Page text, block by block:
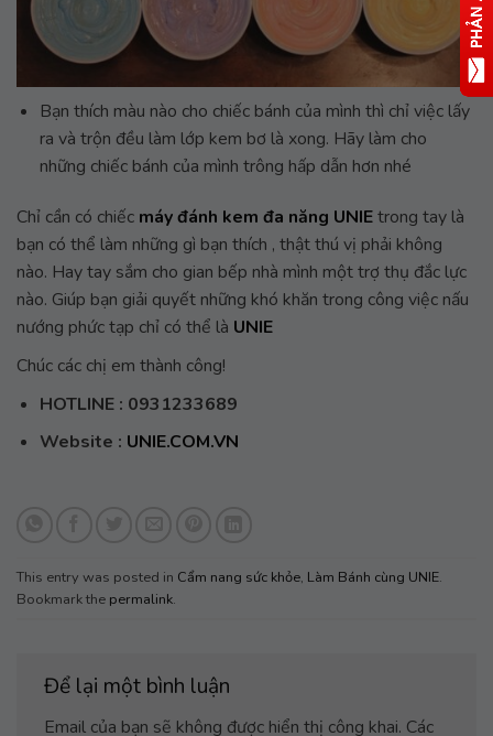
Bạn thích màu nào cho chiếc bánh của mình thì chỉ việc lấy
ra và trộn đều làm lớp kem bơ là xong. Hãy làm cho
những chiếc bánh của mình trông hấp dẫn hơn nhé
Chỉ cần có chiếc máy đánh kem đa năng UNIEtrong tay là
bạn có thể làm những gì bạn thích , thật thú vị phải không
nào. Hay tay sắm cho gian bếp nhà mình một trợ thụ đắc lực
nào. Giúp bạn giải quyết những khó khăn trong công việc nấu
nướng phức tạp chỉ có thể là UNIE
Chúc các chị em thành công!
HOTLINE : 0931233689
Website : UNIE.COM.VN
This entry was posted in Cẩm nang sức khỏe, Làm Bánh cùng UNIE.
Bookmark the permalink.
Để lại một bình luận
Email của bạn sẽ không được hiển thị công khai. Các